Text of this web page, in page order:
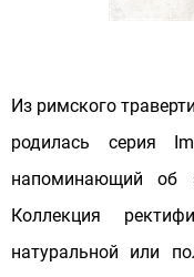
Из римского
родилась серия
напоминающий об
Коллекция
натуральной или